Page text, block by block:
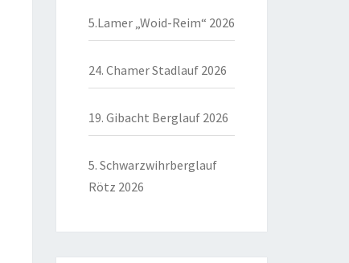
5.Lamer „Woid-Reim“ 2026
24. Chamer Stadlauf 2026
19. Gibacht Berglauf 2026
5. Schwarzwihrberglauf
Rötz 2026